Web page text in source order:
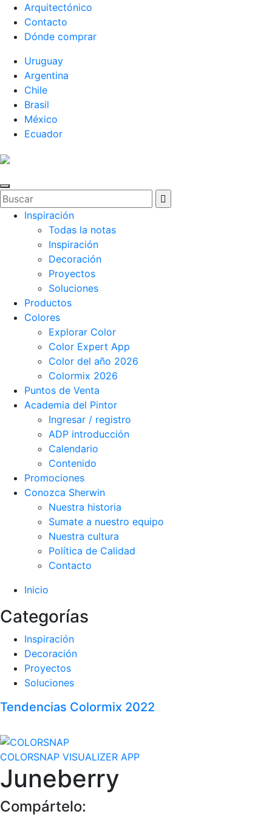
Arquitectónico
Contacto
Dónde comprar
Uruguay
Argentina
Chile
Brasil
México
Ecuador
Inspiración
Todas la notas
Inspiración
Decoración
Proyectos
Soluciones
Productos
Colores
Explorar Color
Color Expert App
Color del año 2026
Colormix 2026
Puntos de Venta
Academia del Pintor
Ingresar / registro
ADP introducción
Calendario
Contenido
Promociones
Conozca Sherwin
Nuestra historia
Sumate a nuestro equipo
Nuestra cultura
Política de Calidad
Contacto
Inicio
Categorías
Inspiración
Decoración
Proyectos
Soluciones
Tendencias Colormix 2022
COLORSNAP VISUALIZER APP
Juneberry
Compártelo: